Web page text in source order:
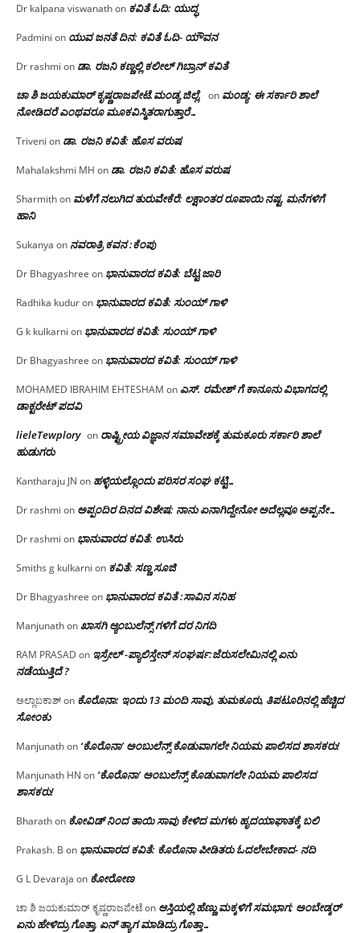
Dr kalpana viswanathon ಕವಿತೆ ಓದಿ: ಯುದ್ಧ
Padmini on ಯುವ ಜನತೆ ದಿನ: ಕವಿತೆ ಓದಿ- ಯೌವನ
Dr rashmi on ಡಾ. ರಜನಿ‌ ಕಣ್ಣಲ್ಲಿ ಕಲೀಲ್ ಗಿಬ್ರಾನ್ ಕವಿತೆ
ಚಾ ಶಿ ಜಯಕುಮಾರ್ ಕೃಷ್ಣರಾಜಪೇಟೆ.ಮಂಡ್ಯ ಜಿಲ್ಲೆ. on ಮಂಡ್ಯ: ಈ ಸರ್ಕಾರಿ ಶಾಲೆ
ನೋಡಿದರೆ ಎಂಥವರೂ ಮೂಕವಿಸ್ಮಿತರಾಗುತ್ತಾರೆ…
Triveni on ಡಾ. ರಜನಿ ಕವಿತೆ: ಹೊಸ ವರುಷ
Mahalakshmi MH on ಡಾ. ರಜನಿ ಕವಿತೆ: ಹೊಸ ವರುಷ
Sharmithon ಮಳೆಗೆ ನಲುಗಿದ ತುರುವೇಕೆರೆ: ಲಕ್ಷಾಂತರ ರೂಪಾಯಿ ನಷ್ಟ, ಮನೆಗಳಿಗೆ
ಹಾನಿ
Sukanya on ನವರಾತ್ರಿ ಕವನ :ಕೆಂಪು
Dr Bhagyashree on ಭಾನುವಾರದ ಕವಿತೆ: ಬೆಟ್ಟ ಜಾರಿ
Radhika kuduron ಭಾನುವಾರದ ಕವಿತೆ: ಸುಂಯ್ ಗಾಳಿ
G k kulkarni on ಭಾನುವಾರದ ಕವಿತೆ: ಸುಂಯ್ ಗಾಳಿ
Dr Bhagyashree on ಭಾನುವಾರದ ಕವಿತೆ: ಸುಂಯ್ ಗಾಳಿ
MOHAMED IBRAHIM EHTESHAM on ಎಸ್. ರಮೇಶ್ ಗೆ ಕಾನೂನು ವಿಭಾಗದಲ್ಲಿ
ಡಾಕ್ಟರೇಟ್ ಪದವಿ
lieleTewplory on ರಾಷ್ಟ್ರೀಯ ವಿಜ್ಞಾನ ಸಮಾವೇಶಕ್ಕೆ‌ ತುಮಕೂರು ಸರ್ಕಾರಿ ಶಾಲೆ
ಹುಡುಗರು
Kantharaju JN on ಹಳ್ಳಿಯಲ್ಲೊಂದು ಪರಿಸರ ಸಂಘ ಕಟ್ಟಿ…
Dr rashmi on ಅಪ್ಪಂದಿರ ದಿನದ ವಿಶೇಷ: ನಾನು ಏನಾಗಿದ್ದೇನೋ‌ ಅದೆಲ್ಲವೂ ಅಪ್ಪನೇ…
Dr rashmi on ಭಾನುವಾರದ ಕವಿತೆ: ಉಸಿರು
Smiths g kulkarni on ಕವಿತೆ: ಸಣ್ಣ ಸೂಜಿ
Dr Bhagyashree on ಭಾನುವಾರದ ಕವಿತೆ :ಸಾವಿನ ಸನಿಹ
Manjunathonಖಾಸಗಿ ಆ್ಯಂಬುಲೆನ್ಸ್ ಗಳಿಗೆ ದರ ನಿಗದಿ
RAM PRASAD on ಇಸ್ರೇಲ್ -ಪ್ಯಾಲಿಸ್ತೇನ್ ಸಂಘರ್ಷ:ಜೆರುಸಲೇಮಿನಲ್ಲಿ ಏನು
ನಡೆಯುತ್ತಿದೆ ?
ಅಲ್ಲಾಬಕಾಶ್on ಕೊರೊನಾ: ಇಂದು 13 ಮಂದಿ ಸಾವು, ತುಮಕೂರು, ತಿಪಟೂರಿನಲ್ಲಿ ಹೆಚ್ಚಿದ
ಸೋಂಕು
Manjunathon ‘ಕೊರೊನಾ’ ಅಂಬುಲೆನ್ಸ್ ಕೊಡುವಾಗಲೇ ನಿಯಮ ಪಾಲಿಸದ ಶಾಸಕರು!
Manjunath HN on ‘ಕೊರೊನಾ’ ಅಂಬುಲೆನ್ಸ್ ಕೊಡುವಾಗಲೇ ನಿಯಮ ಪಾಲಿಸದ
ಶಾಸಕರು!
Bharathon ಕೋವಿಡ್ ನಿಂದ ತಾಯಿ ಸಾವು ಕೇಳಿದ ಮಗಳು ಹೃದಯಾಘಾತಕ್ಕೆ ಬಲಿ
Prakash. B on ಭಾನುವಾರದ ಕವಿತೆ: ಕೊರೊನಾ ಪೀಡಿತರು ಓದಲೇಬೇಕಾದ- ನದಿ
G L Devaraja on ಕೋರೋಣ
ಚಾ ಶಿ ಜಯಕುಮಾರ್ ಕೃಷ್ಣರಾಜಪೇಟೆon ಆಸ್ತಿಯಲ್ಲಿ ಹೆಣ್ಣು ಮಕ್ಕಳಿಗೆ ಸಮಭಾಗ; ಅಂಬೇಡ್ಕರ್
ಏನು ಹೇಳಿದ್ರು ಗೊತ್ತಾ, ಏನ್ ತ್ಯಾಗ ಮಾಡಿದ್ರು ಗೊತ್ತಾ…